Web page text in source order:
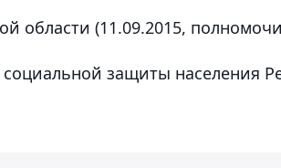
области (11.09.2015,
защиты населения